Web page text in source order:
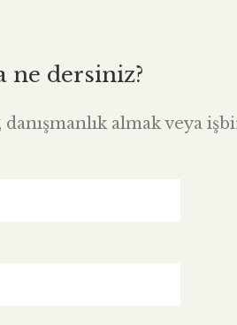
ne dersiniz?
almak veya